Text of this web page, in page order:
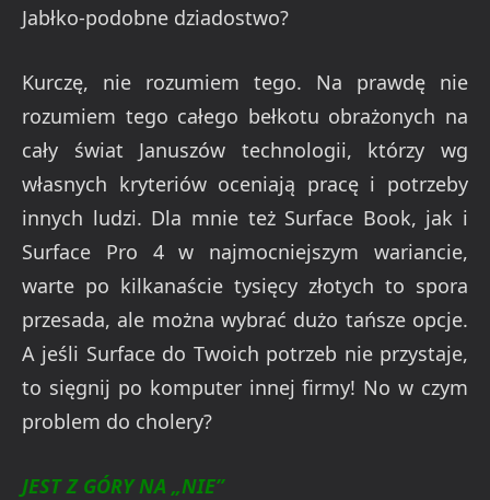
Jabłko-podobne dziadostwo?
Kurczę, nie rozumiem tego. Na prawdę nie
rozumiem tego całego bełkotu obrażonych na
cały świat Januszów technologii, którzy wg
własnych kryteriów oceniają pracę i potrzeby
innych ludzi. Dla mnie też Surface Book, jak i
Surface Pro 4 w najmocniejszym wariancie,
warte po kilkanaście tysięcy złotych to spora
przesada, ale można wybrać dużo tańsze opcje.
A jeśli Surface do Twoich potrzeb nie przystaje,
to sięgnij po komputer innej firmy! No w czym
problem do cholery?
JEST Z GÓRY NA „NIE”